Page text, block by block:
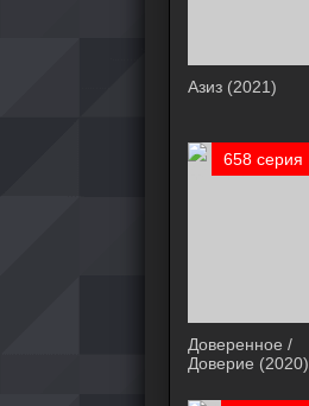
Азиз (2021)
658 серия
Доверенное /
Доверие (2020)